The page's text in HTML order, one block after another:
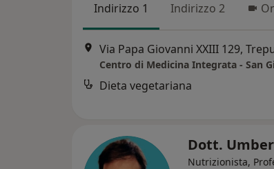
Indirizzo 1 Indirizzo 2
Via Papa Giovanni XXIII 129,
Centro di Medicina Integrata - San
Dieta vegetariana
Dott.
Nutrizionista,